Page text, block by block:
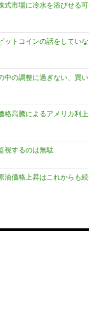
式市場に冷水を浴びせる可
ットコインの話をしていな
中の調整に過ぎない、買い
格高騰によるアメリカ利上
視するのは無駄
油価格上昇はこれからも続